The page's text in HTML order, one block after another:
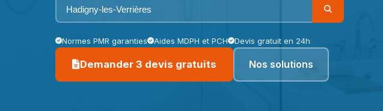
Normes PMR garanties Aides MDPH et PCH Devis gratuit en 24h
Demander 3 devis gratuits Nos solutions